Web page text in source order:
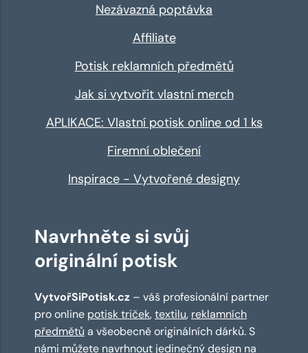
Nezávazná poptávka
Affiliate
Potisk reklamních předmětů
Jak si vytvořit vlastní merch
APLIKACE: Vlastní potisk online od 1 ks
Firemní oblečení
Inspirace - Vytvořené designy
Navrhněte si svůj
originální potisk
VytvořSiPotisk.cz – váš profesionální partner
pro online potisk triček,textilu, reklamních
předmětů a všeobecně originálních dárků. S
námi můžete navrhnout jedinečný design na